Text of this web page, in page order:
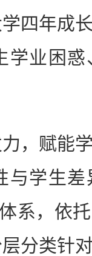
四年成
学业困
赋能学
与学生
系，依
分类针